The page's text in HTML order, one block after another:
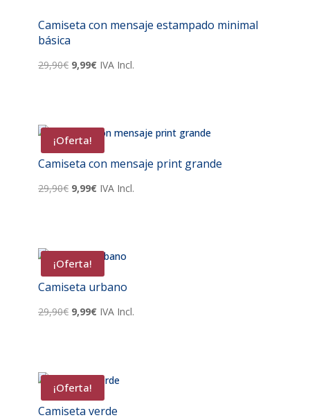
Camiseta con mensaje estampado minimal
básica
29,90€ El
29,90€.
9,99€El
9,99€.
IVA Incl.
¡Oferta!
Camiseta con mensaje print grande
29,90€ El
29,90€.
9,99€El
9,99€.
IVA Incl.
¡Oferta!
Camiseta urbano
29,90€ El
29,90€.
9,99€El
9,99€.
IVA Incl.
¡Oferta!
Camiseta verde